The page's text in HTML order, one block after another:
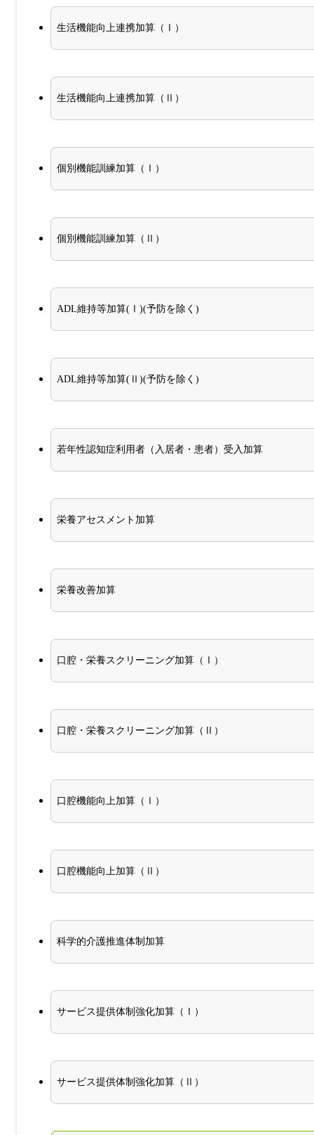
生活機能向上連携加算（Ⅰ）
生活機能向上連携加算（Ⅱ）
個別機能訓練加算（Ⅰ）
個別機能訓練加算（Ⅱ）
ADL維持等加算(Ⅰ)(予防を除く)
ADL維持等加算(Ⅱ)(予防を除く)
若年性認知症利用者（入居者・患者）受入加算
栄養アセスメント加算
栄養改善加算
口腔・栄養スクリーニング加算（Ⅰ）
口腔・栄養スクリーニング加算（Ⅱ）
口腔機能向上加算（Ⅰ）
口腔機能向上加算（Ⅱ）
科学的介護推進体制加算
サービス提供体制強化加算（Ⅰ）
サービス提供体制強化加算（Ⅱ）